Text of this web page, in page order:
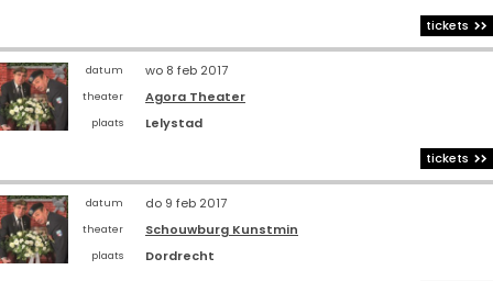
tickets
datum wo 8 feb 2017
theater Agora Theater
plaats
Lelystad
tickets
datum do 9 feb 2017
theater Schouwburg Kunstmin
plaats
Dordrecht